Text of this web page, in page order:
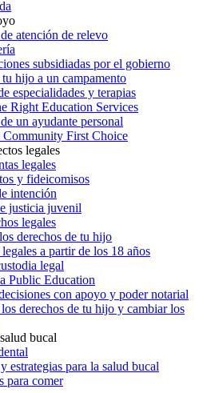
atención de relevo
subsidiadas por el gobierno
hijo a un campamento
especialidades y terapias
Right Education Services
un ayudante personal
Community First Choice
legales
legales
y fideicomisos
intención
justicia juvenil
legales
derechos de tu hijo
a partir de los 18 años
legal
Public Education
con apoyo y poder notarial
derechos de tu hijo y cambiar los
bucal
estrategias para la salud bucal
para comer